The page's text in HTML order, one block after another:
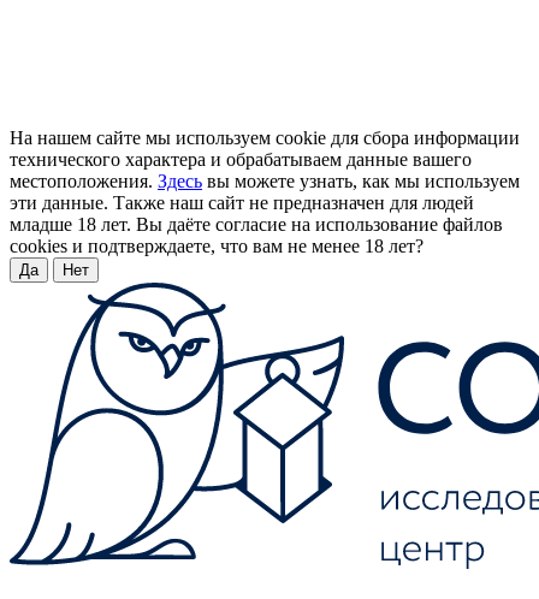
На нашем сайте мы используем cookie для сбора информации
технического характера и обрабатываем данные вашего
местоположения. Здесь вы можете узнать, как мы используем
эти данные. Также наш сайт не предназначен для людей
младше 18 лет. Вы даёте согласие на использование файлов
cookies и подтверждаете, что вам не менее 18 лет?
Да Нет